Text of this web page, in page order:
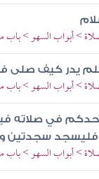
> أبواب السهو > باب
يدر كيف
> أبواب السهو > باب
أحدكم في صلاته
سجدتين
> أبواب السهو > باب